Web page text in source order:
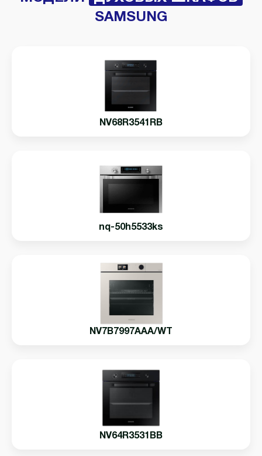
SAMSUNG
NV68R3541RB
nq-50h5533ks
NV7B7997AAA/WT
NV64R3531BB